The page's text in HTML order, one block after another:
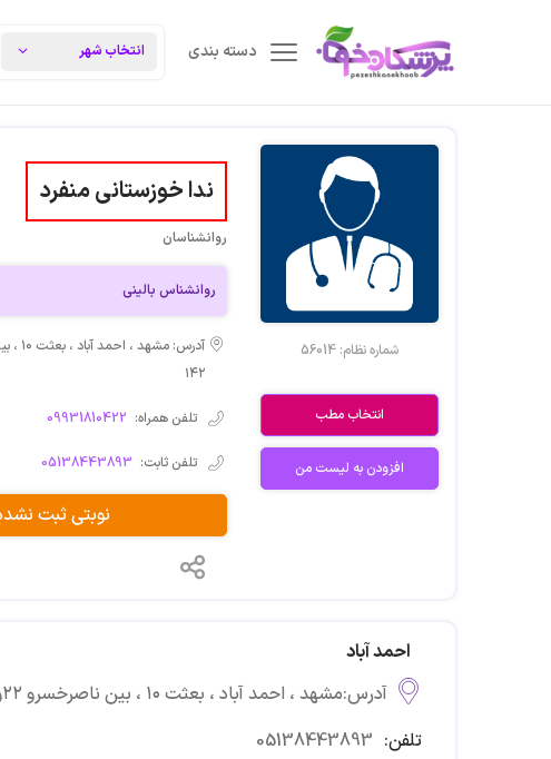
دسته بندی
شماره نظام: 56014
انتخاب مطب
افزودن به لیست من
ندا خوزستانی منفرد
روانشناسان
روانشناس بالینی
۱۴۲
تلفن همراه: 09931810422
تلفن ثابت: 05138443893
نوبتی ثبت
احمد آباد
آدرس:مشهد ، احمد آباد ، بعثت ۱۰ ، بین ناصرخسرو ۲۲و ۲۴ ، پلاک ۱۴۲
تلفن: 05138443893